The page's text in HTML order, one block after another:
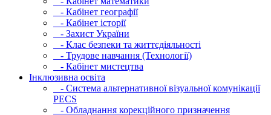
- Кабінет географії
- Кабінет історії
- Захист України
- Клас безпеки та життєдіяльності
- Трудове навчання (Технології)
- Кабінет мистецтва
Інклюзивна освіта
- Система альтернативної візуальної комунікації
PECS
- Обладнання корекційного призначення